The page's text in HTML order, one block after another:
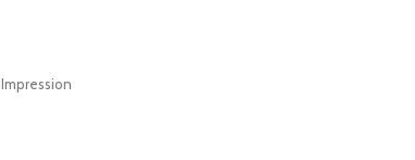
Impression